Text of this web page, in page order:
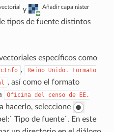
y Añadir capa ráster
tipos de fuente distintos
específicos como
, Reino Unido.
Formato
, así como el formato
Oficina del censo de
EE.
hacerlo, seleccione
Tipo de fuente`. En este